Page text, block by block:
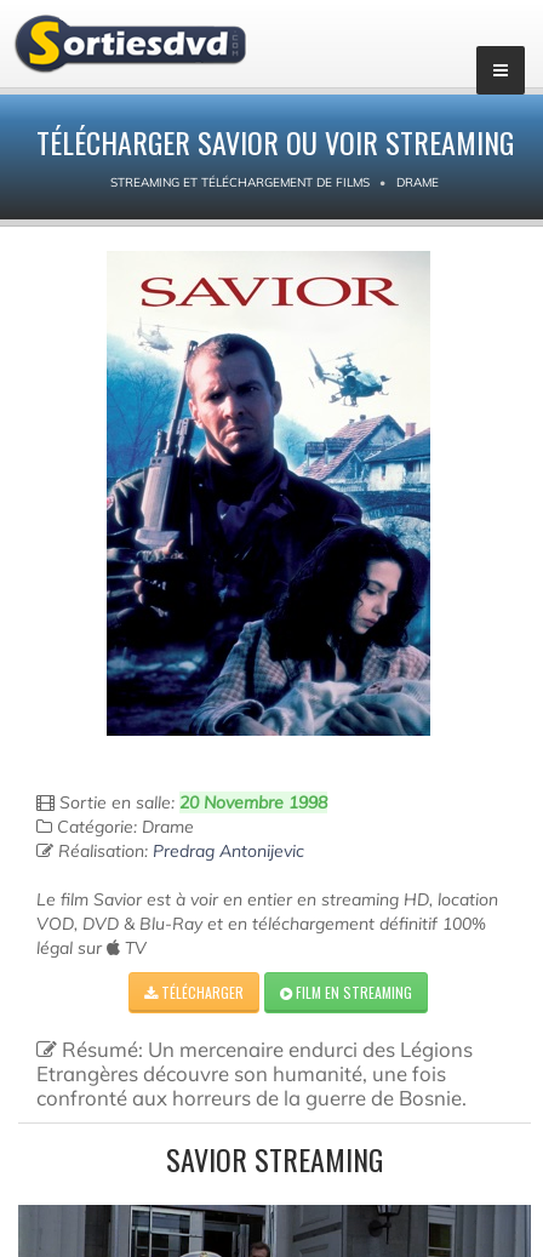
TÉLÉCHARGER SAVIOR OU VOIR STREAMING
STREAMING ET TÉLÉCHARGEMENT DE FILMS DRAME
Sortie en salle: 20 Novembre 1998
Catégorie: Drame
Réalisation: Predrag Antonijevic
Le film Savior est à voir en entier en streaming HD, location
VOD, DVD & Blu-Ray et en téléchargement définitif 100%
légal sur
TV
TÉLÉCHARGER FILM EN STREAMING
Résumé: Un mercenaire endurci des Légions
Etrangères découvre son humanité, une fois
confronté aux horreurs de la guerre de Bosnie.
SAVIOR STREAMING